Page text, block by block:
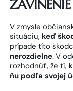
ZAVINENIE
V zmysle
situáciu, keď
prípade títo
nerozdielne. V
rozhodnúť, že tí,
ňu podľa svojej